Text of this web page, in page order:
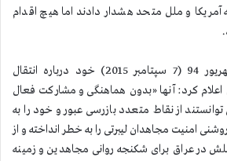
آمریكا و ملل متحد هشدار دادند اما هیچ اقدام
NCRI در اطلاعیه 16 شهریور 94 (7 سپتامبر 2015) خود درباره انتقال
اعلام كرد: آنها «بدون هماهنگی و مشاركت فعال
توانستند از نقاط متعدد بازرسی عبور و خود را به
امنیت مجاهدان لیبرتی را به خطر انداخته و از
در عراق برای شكنجه روانی مجاهدین و زمینه